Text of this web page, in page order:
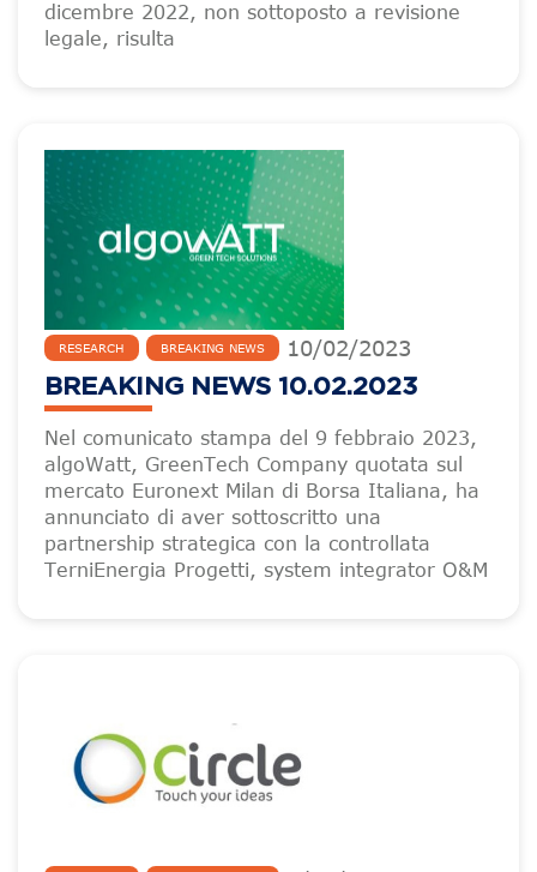
dicembre 2022, non sottoposto a revisione
legale, risulta
RESEARCH BREAKING NEWS 10/02/2023
BREAKING NEWS 10.02.2023
Nel comunicato stampa del 9 febbraio 2023,
algoWatt, GreenTech Company quotata sul
mercato Euronext Milan di Borsa Italiana, ha
annunciato di aver sottoscritto una
partnership strategica con la controllata
TerniEnergia Progetti, system integrator O&M